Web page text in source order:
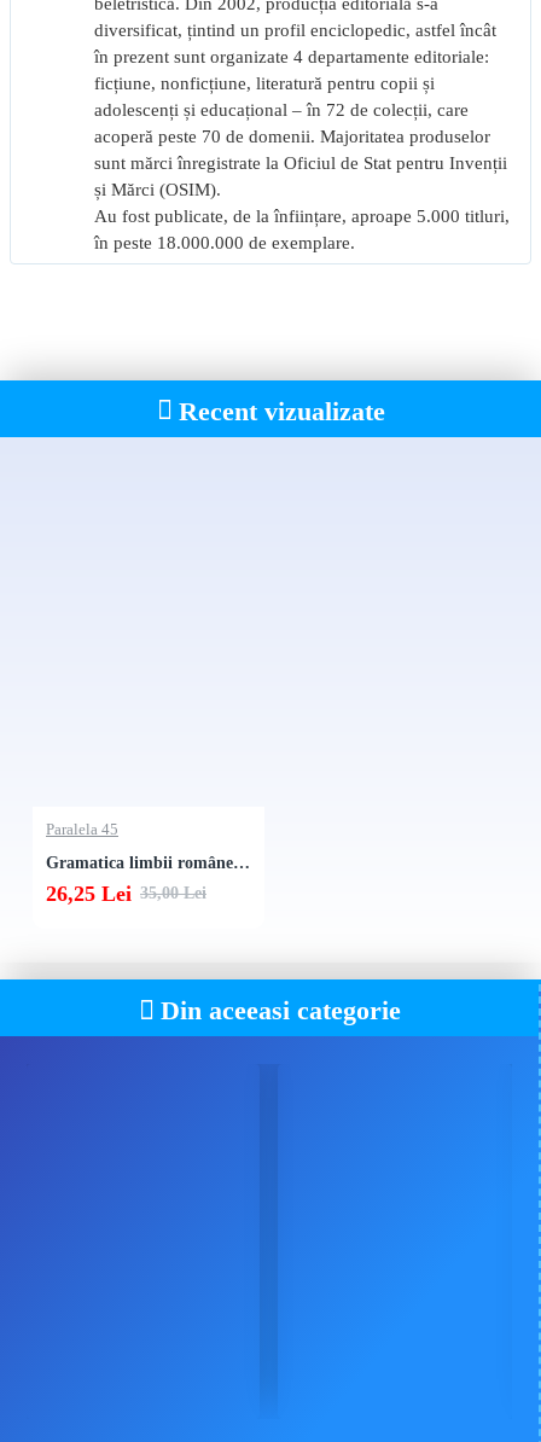
beletristică. Din 2002, producția editorială s-a
diversificat, țintind un profil enciclopedic, astfel încât
în prezent sunt organizate 4 departamente editoriale:
ficțiune, nonficțiune, literatură pentru copii și
adolescenți și educațional – în 72 de colecții, care
acoperă peste 70 de domenii. Majoritatea produselor
sunt mărci înregistrate la Oficiul de Stat pentru Invenții
și Mărci (OSIM).
Au fost publicate, de la înființare, aproape 5.000 titluri,
în peste 18.000.000 de exemplare.
facilitează evaluarea și autoevaluarea.
Lucrarea poate fi folosită indiferent de manualul pentru care s-a
optat la clasă și este utilă:
elevilor, în pregătirea curentă, de zi cu zi, sau pentru evaluări,
concursuri școlare;
profesorilor, care pot selecta exerciții, itemi pentru evaluare sau
tuturor celor care doresc să utilizeze corect, adecvat și eficient
Recent vizualizate
Paralela 45
Gramatica limbii române. Fișe de lucru. Clasa a 8-a
26,25 Lei 35,00 Lei
Din aceeasi categorie